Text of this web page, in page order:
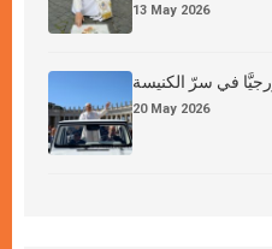
13 May 2026
في سرّ الكنيسة
20 May 2026